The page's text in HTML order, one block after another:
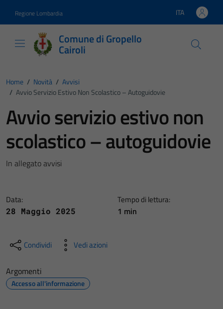
Regione Lombardia Lingua attiva:
ITA
Comune di Gropello
Cairoli
Home / Novità / Avvisi
/ Avvio Servizio Estivo Non Scolastico – Autoguidovie
Avvio servizio estivo non
scolastico – autoguidovie
In allegato avvisi
Data:
28 Maggio 2025
Tempo di lettura:
1 min
Condividi Vedi azioni
Argomenti
Accesso all'informazione